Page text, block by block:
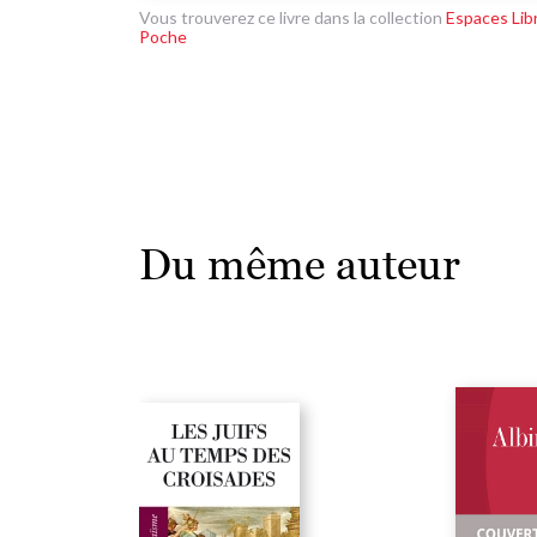
Vous trouverez ce livre dans la collection Espaces
Poche
Du même auteur